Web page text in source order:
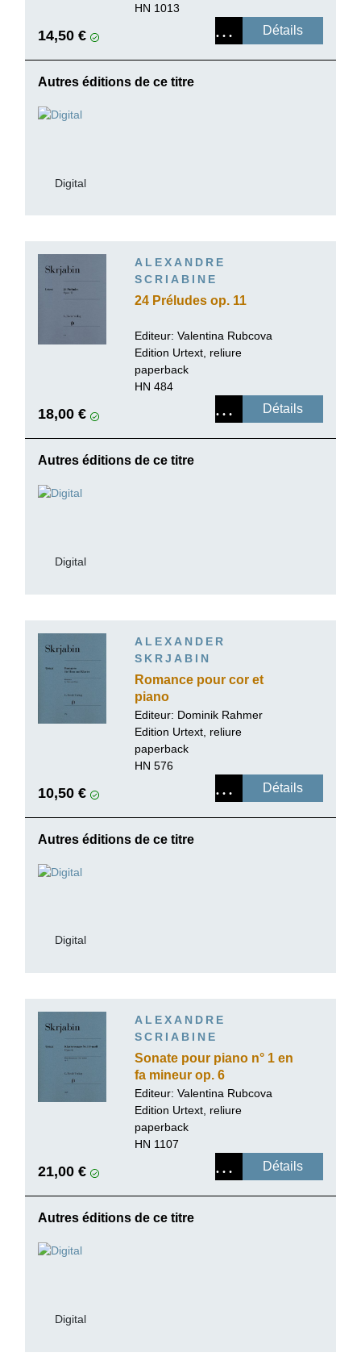
HN 1013
14,50 € Détails
Autres éditions de ce titre
Digital
ALEXANDRE
SCRIABINE
24 Préludes op. 11
Editeur: Valentina Rubcova
Edition Urtext, reliure
paperback
HN 484
18,00 € Détails
Autres éditions de ce titre
Digital
ALEXANDER
SKRJABIN
Romance pour cor et
piano
Editeur: Dominik Rahmer
Edition Urtext, reliure
paperback
HN 576
10,50 € Détails
Autres éditions de ce titre
Digital
ALEXANDRE
SCRIABINE
Sonate pour piano n° 1 en
fa mineur op. 6
Editeur: Valentina Rubcova
Edition Urtext, reliure
paperback
HN 1107
21,00 € Détails
Autres éditions de ce titre
Digital